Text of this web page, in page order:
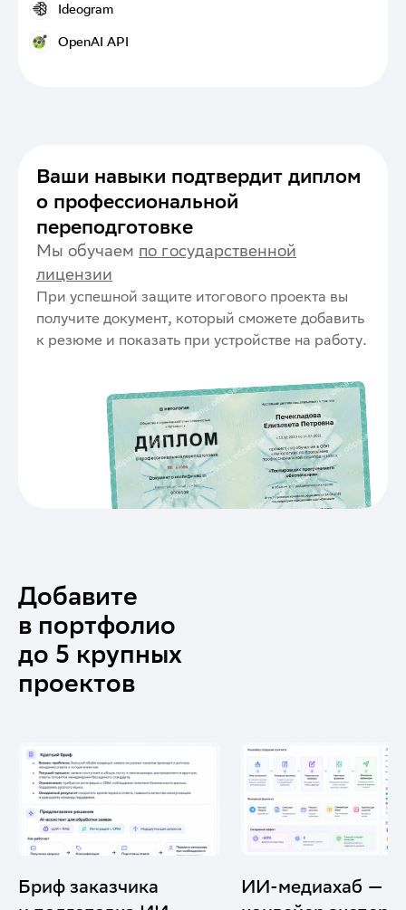
работы с кодом и сложных рассуждений
кода
Ideogram
OpenAI API
Ваши навыки подтвердит диплом
о профессиональной
переподготовке
Мы обучаем по государственной
лицензии
При успешной защите итогового проекта вы
получите документ, который сможете добавить
к резюме и показать при устройстве на работу.
Добавите
в портфолио
до 5 крупных
проектов
ИИ-медиахаб —
Репозиторий ИИ-